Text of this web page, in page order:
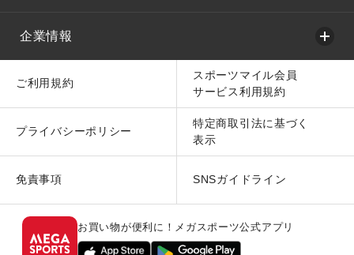
企業情報
ご利用規約
スポーツマイル会員
サービス利用規約
プライバシーポリシー
特定商取引法に基づく
表示
免責事項 SNSガイドライン
お買い物が便利に！メガスポーツ公式アプリ